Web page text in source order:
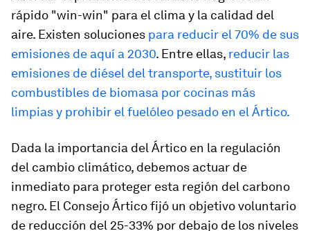
rápido "win-win" para el clima y la calidad del
aire. Existen soluciones para reducir el 70% de sus
emisiones de aquí a 2030. Entre ellas, reducir las
emisiones de diésel del transporte, sustituir los
combustibles de biomasa por cocinas más
limpias y prohibir el fuelóleo pesado en el Ártico.
Dada la importancia del Ártico en la regulación
del cambio climático, debemos actuar de
inmediato para proteger esta región del carbono
negro. El Consejo Ártico fijó un objetivo voluntario
de reducción del 25-33% por debajo de los niveles